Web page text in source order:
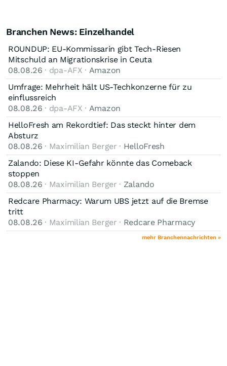
Branchen News: Einzelhandel
ROUNDUP: EU-Kommissarin gibt Tech-Riesen
Mitschuld an Migrationskrise in Ceuta
08.08.26 · dpa-AFX · Amazon
Umfrage: Mehrheit hält US-Techkonzerne für zu
einflussreich
08.08.26 · dpa-AFX · Amazon
HelloFresh am Rekordtief: Das steckt hinter dem
Absturz
08.08.26 · Maximilian Berger · HelloFresh
Zalando: Diese KI-Gefahr könnte das Comeback
stoppen
08.08.26 · Maximilian Berger · Zalando
Redcare Pharmacy: Warum UBS jetzt auf die Bremse
tritt
08.08.26 · Maximilian Berger · Redcare Pharmacy
mehr Branchennachrichten »